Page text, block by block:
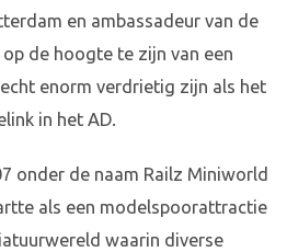
en ambassadeur van de
de hoogte te zijn van een
enorm verdrietig zijn als het
in het AD.
onder de naam Railz Miniworld
als een modelspoorattractie
waarin diverse